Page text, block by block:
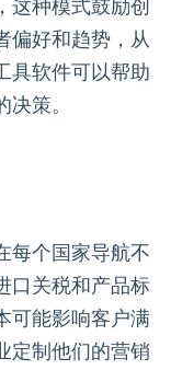
这种模式鼓励创
偏好和趋势，从
具软件可以帮助
策。
每个国家导航不
口关税和产品标
可能影响客户满
定制他们的营销